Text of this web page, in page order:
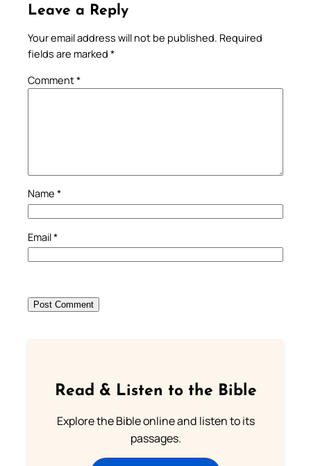
Leave a Reply
Your email address will not be published. Required
fields are marked *
Comment*
Name *
Email*
Read & Listen to the Bible
Explore the Bible online and listen to its
passages.